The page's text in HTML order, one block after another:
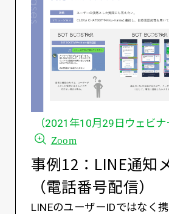
（2021年10月29日ウェビナ
Zoom
事例12：LINE通知
（電話番号配信）
LINEのユーザーIDではなく